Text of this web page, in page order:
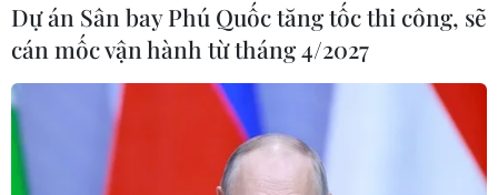
Dự án Sân bay Phú Quốc tăng tốc thi công, sẽ
cán mốc vận hành từ tháng 4/2027